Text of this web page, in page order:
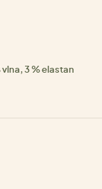
3 % elastan